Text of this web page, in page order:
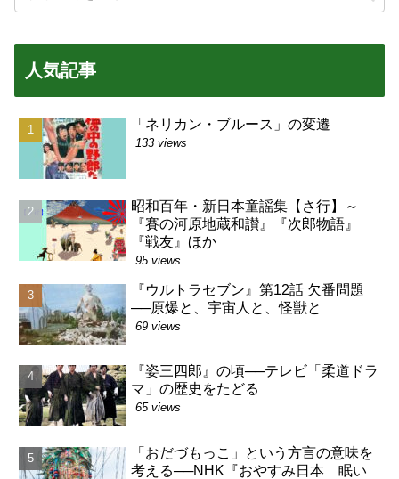
人気記事
「ネリカン・ブルース」の変遷
133 views
昭和百年・新日本童謡集【さ行】～
『賽の河原地蔵和讃』『次郎物語』
『戦友』ほか
95 views
『ウルトラセブン』第12話 欠番問題
──原爆と、宇宙人と、怪獣と
69 views
『姿三四郎』の頃──テレビ「柔道ドラ
マ」の歴史をたどる
65 views
「おだづもっこ」という方言の意味を
考える──NHK『おやすみ日本 眠い